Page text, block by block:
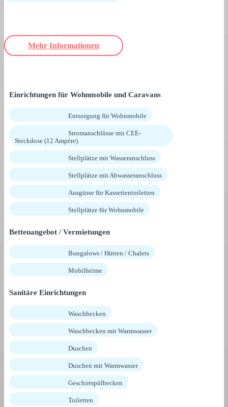
Mehr Informationen
Einrichtungen für Wohnmobile und Caravans
Entsorgung für Wohnmobile
Stromanschlüsse mit CEE-
Steckdose (12 Ampère)
Stellplätze mit Wasseranschluss
Stellplätze mit Abwasseranschluss
Ausgüsse für Kassettentoiletten
Stellplätze für Wohnmobile
Bettenangebot / Vermietungen
Bungalows / Hütten / Chalets
Mobilheime
Sanitäre Einrichtungen
Waschbecken
Waschbecken mit Warmwasser
Duschen
Duschen mit Warmwasser
Geschirrspülbecken
Toiletten